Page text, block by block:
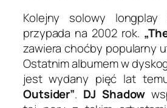
Kolejny solowy longplay
przypada na 2002 rok.
zawiera choćby popularny
Ostatnim albumem w
jest wydany pięć lat
Outsider”. DJ Shadow